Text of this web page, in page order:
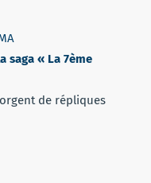
saga « La 7ème
de répliques